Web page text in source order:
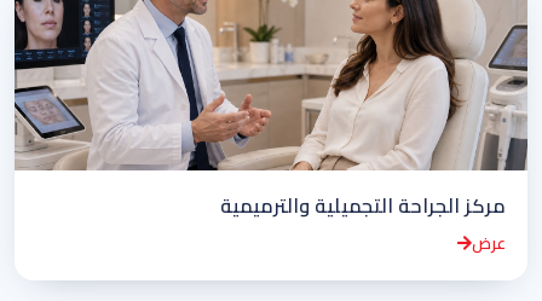
مركز الجراحة التجميلية والترميمية
عرض